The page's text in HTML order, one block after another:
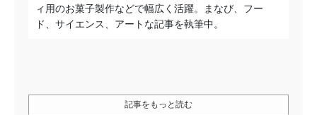
ィ用のお菓子製作などで幅広く活躍。まなび、フー
ド、サイエンス、アートな記事を執筆中。
記事をもっと読む